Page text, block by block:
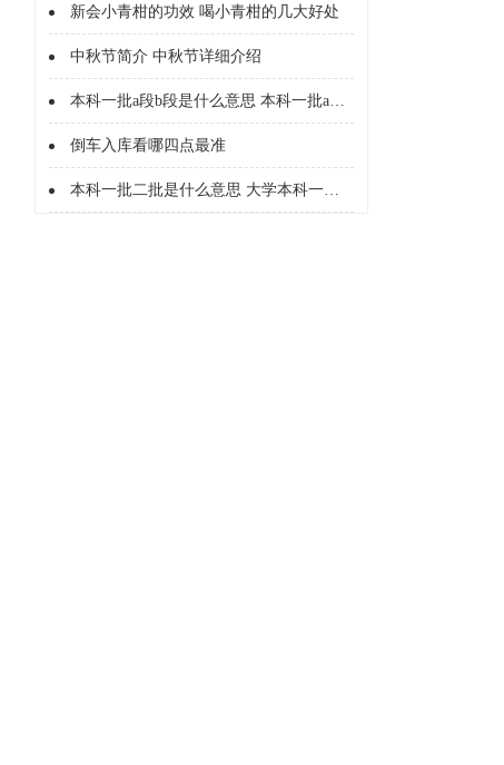
新会小青柑的功效 喝小青柑的几大好处
中秋节简介 中秋节详细介绍
本科一批a段b段是什么意思 本科一批a段b段什么意思
倒车入库看哪四点最准
本科一批二批是什么意思 大学本科一批二批是什么意思